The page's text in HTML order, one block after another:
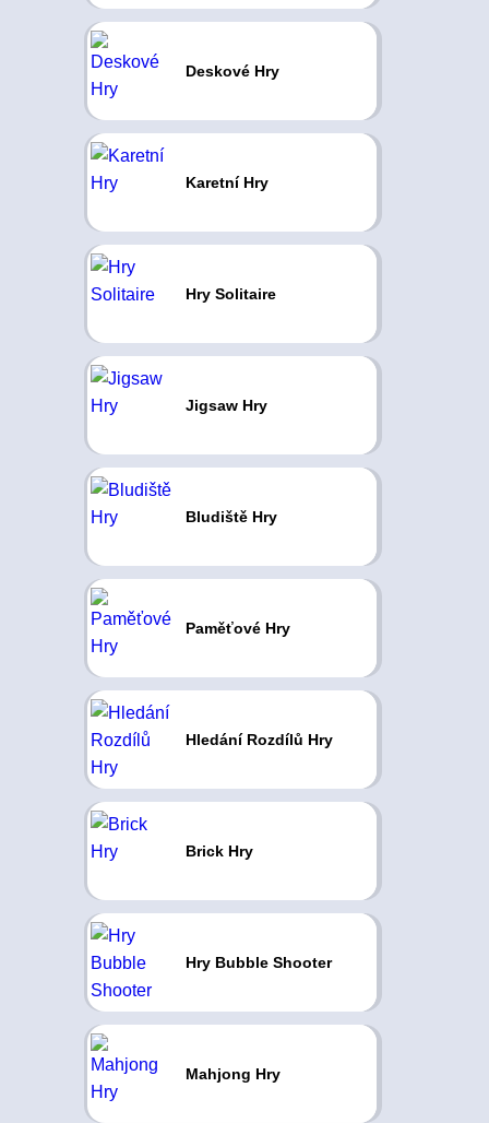
Deskové Hry
Karetní Hry
Hry Solitaire
Jigsaw Hry
Bludiště Hry
Paměťové Hry
Hledání Rozdílů Hry
Brick Hry
Hry Bubble Shooter
Mahjong Hry